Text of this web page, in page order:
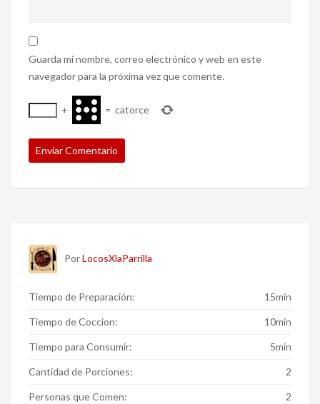
Guarda mi nombre, correo electrónico y web en este
navegador para la próxima vez que comente.
+ = catorce
PorLocosXlaParrilla
Tiempo de Preparación: 15min
Tiempo de Coccion: 10min
Tiempo para Consumir: 5min
Cantidad de Porciones: 2
Personas que Comen: 2